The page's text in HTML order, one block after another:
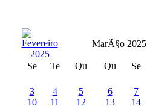
MarÃ§o 2025
Se Te Qu Qu Se
3
4 5 6 7
10
11 12 13 14